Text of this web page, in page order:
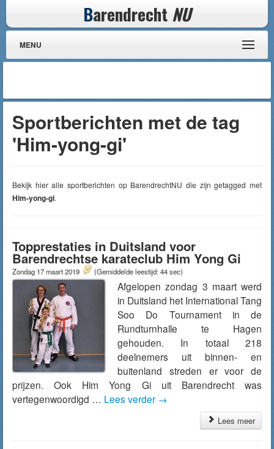
Barendrecht NU
MENU
Sportberichten met de tag
'Him-yong-gi'
Bekijk hier alle sportberichten op BarendrechtNU die zijn getagged met
Him-yong-gi.
Topprestaties in Duitsland voor
Barendrechtse karateclub Him Yong Gi
Zondag 17 maart 2019 (Gemiddelde leestijd: 44 sec)
Afgelopen zondag 3 maart werd
in Duitsland het International Tang
Soo Do Tournament in de
Rundturnhalle te Hagen
gehouden. In totaal 218
deelnemers uit binnen- en
buitenland streden er voor de
prijzen. Ook Him Yong Gi uit Barendrecht was
vertegenwoordigd … Lees verder →
Lees meer